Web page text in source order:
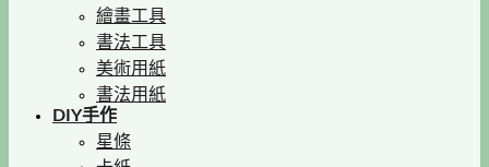
繪畫工具
書法工具
美術用紙
書法用紙
DIY手作
星條